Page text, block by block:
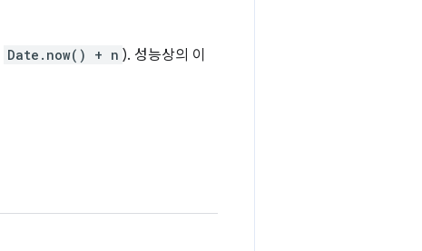
Date.now() + n ). 성능상의 이